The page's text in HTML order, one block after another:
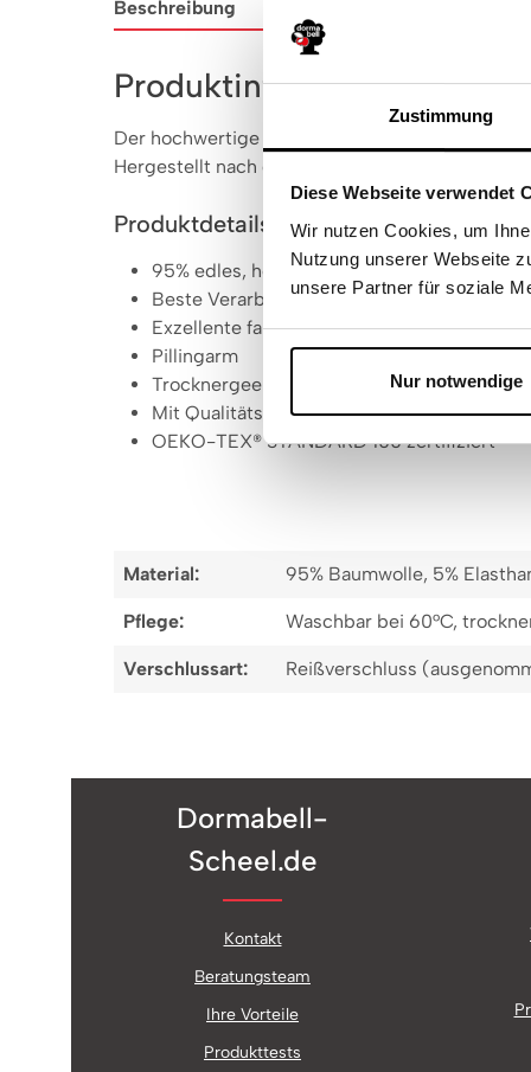
Zustimmung
Diese Webseite verwendet
Wir nutzen Cookies, um
Nutzung unserer Webseite
unsere Partner für soziale
Nur notwendige
Beschreibung
Produktinformationen
Der hochwertige dormabell Premium Jersey-
Hergestellt nach den hohen dormabell
Produktdetails
95% edles, hochwertiges Baumwoll-
Beste Verarbeitung, besonders
Exzellente faltenfreie Passform,
Pillingarm
Trocknergeeignet, bügelfrei
Mit Qualitäts-Reißverschluss (Ausnahme:
OEKO-TEX® STANDARD 100 zertifiziert
Material: 95% Baumwolle, 5%
Pflege: Waschbar bei 60°C,
Verschlussart: Reißverschluss
Dormabell-
Scheel.de
Kontakt
Beratungsteam
Ihre Vorteile
Produkttests